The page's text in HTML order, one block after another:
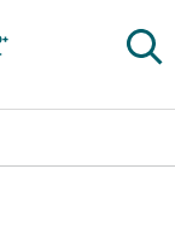
Viva Notícias